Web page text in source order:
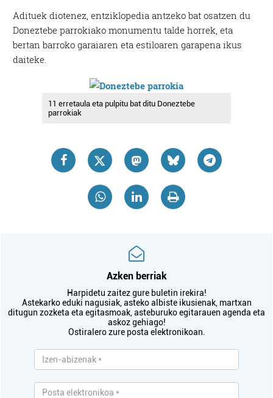
Adituek diotenez, entziklopedia antzeko bat osatzen du
Doneztebe parrokiako monumentu talde horrek, eta
bertan barroko garaiaren eta estiloaren garapena ikus
daiteke.
11 erretaula eta pulpitu bat ditu Doneztebe
parrokiak
Azken berriak
Harpidetu zaitez gure buletin irekira!
Astekarko eduki nagusiak, asteko albiste ikusienak, martxan
ditugun zozketa eta egitasmoak, asteburuko egitarauen agenda eta
askoz gehiago!
Ostiralero zure posta elektronikoan.